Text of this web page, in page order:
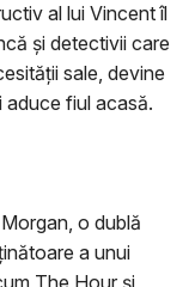
al lui Vincent îl
și detectivii care
sale, devine
aduce fiul acasă.
o dublă
a unui
The Hour și